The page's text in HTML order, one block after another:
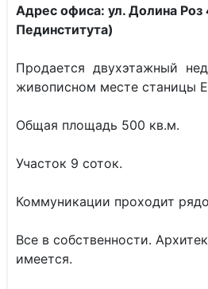
Адрес офиса: ул. Долина Роз
Пединститута)
Продается двухэтажный
живописном месте станицы
Общая площадь 500 кв.м.
Участок 9 соток.
Коммуникации проходит
Все в собственности.
имеется.